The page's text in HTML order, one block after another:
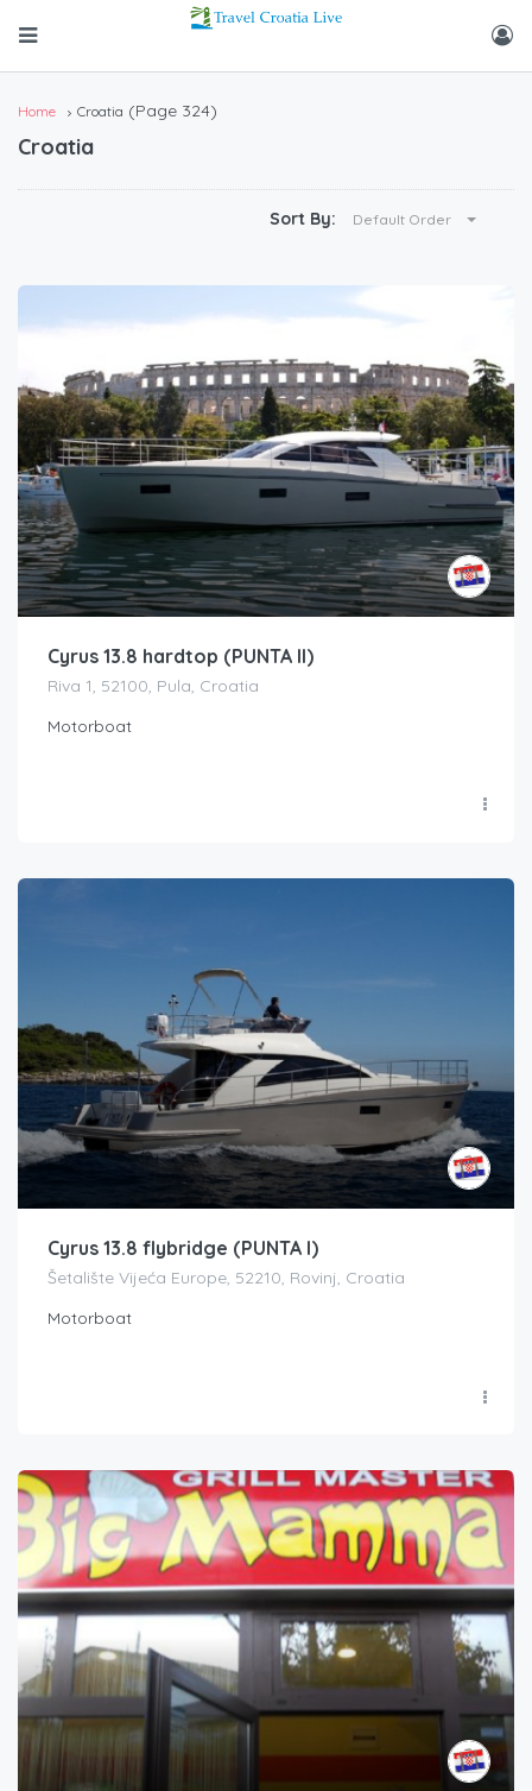
Home Croatia (Page 324)
Croatia
Sort By: Default Order
Cyrus 13.8 hardtop (PUNTA II)
Riva 1, 52100, Pula, Croatia
Motorboat
Cyrus 13.8 flybridge (PUNTA I)
Šetalište Vijeća Europe, 52210, Rovinj, Croatia
Motorboat